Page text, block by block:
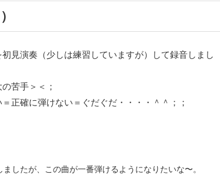
見演奏（少しは練習していますが）して録音しまし
苦手＞＜；
正確に弾けない＝ぐだぐだ・・・・＾＾；；
たが、この曲が一番弾けるようになりたいな〜。